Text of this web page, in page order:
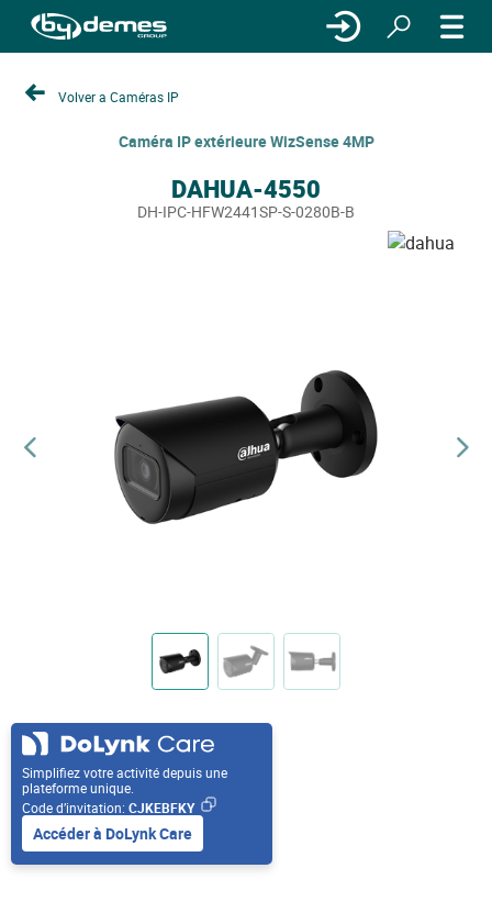
Volver a Caméras IP
Caméra IP extérieure WizSense 4MP
DAHUA-4550
DH-IPC-HFW2441SP-S-0280B-B
Simplifiez votre activité depuis une
plateforme unique.
Code d’invitation: CJKEBFKY
Accéder à DoLynk Care